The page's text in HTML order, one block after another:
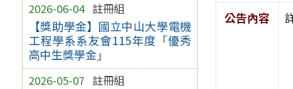
2026-06-04 註冊組
【獎助學金】國立中山大學電機
工程學系系友會115年度「優秀
高中生獎學金」
2026-05-07 註冊組
公告內容